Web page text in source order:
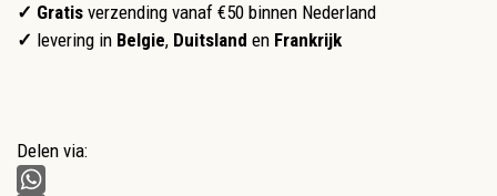
✓ Gratis verzending vanaf €50 binnen Nederland
✓ levering in Belgie, Duitsland en Frankrijk
Delen via: